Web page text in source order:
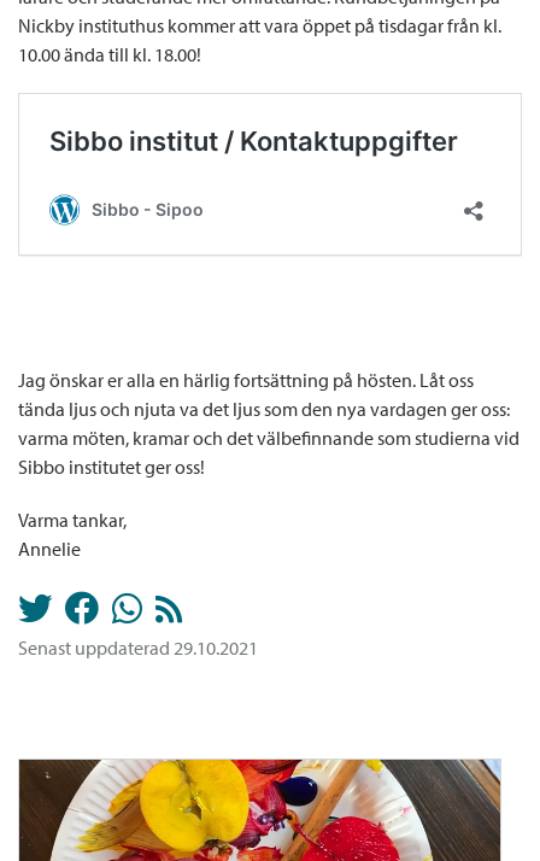
Nickby instituthus kommer att vara öppet på tisdagar från kl.
10.00 ända till kl. 18.00!
Jag önskar er alla en härlig fortsättning på hösten. Låt oss
tända ljus och njuta va det ljus som den nya vardagen ger oss:
varma möten, kramar och det välbefinnande som studierna vid
Sibbo institutet ger oss!
Varma tankar,
Annelie
Senast uppdaterad 29.10.2021